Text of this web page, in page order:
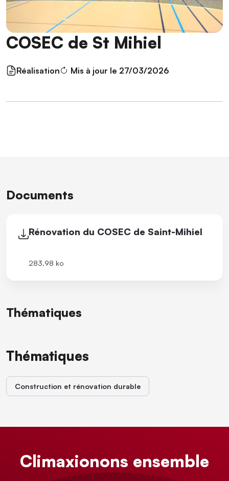
COSEC de St Mihiel
Réalisation Mis à jour le 27/03/2026
Documents
Rénovation du COSEC de Saint-Mihiel
283.98 ko
Thématiques
Thématiques
Construction et rénovation durable
Climaxionons ensemble